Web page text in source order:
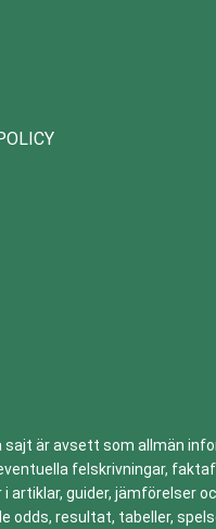
sajt är avsett som allmän
felskrivningar,
artiklar, guider, jämförelser
odds, resultat, tabeller,